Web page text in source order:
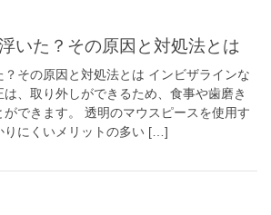
いた？その原因と対処法とは
その原因と対処法とは インビザラインな
、取り外しができるため、食事や歯磨き
できます。 透明のマウスピースを使用す
りにくいメリットの多い […]